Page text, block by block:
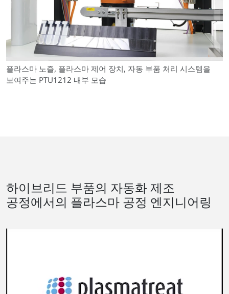
플라스마 노즐, 플라스마 제어 장치, 자동 부품 처리 시스템을
보여주는 PTU1212 내부 모습
하이브리드 부품의 자동화 제조
공정에서의 플라스마 공정 엔지니어링